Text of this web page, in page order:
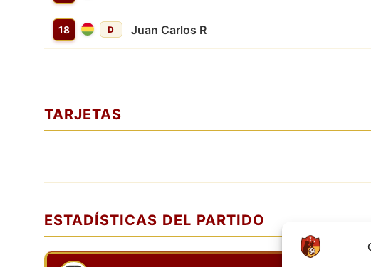
18 D Juan Carlos R
TARJETAS
ESTADÍSTICAS DEL PARTIDO